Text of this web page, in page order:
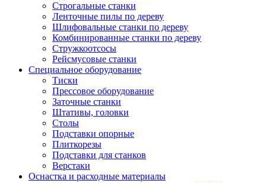
Строгальные станки
Ленточные пилы по дереву
Шлифовальные станки по дереву
Комбинированные станки по дереву
Стружкоотсосы
Рейсмусовые станки
Специальное оборудование
Тиски
Прессовое оборудование
Заточные станки
Штативы, головки
Столы
Подставки опорные
Плиткорезы
Подставки для станков
Верстаки
Оснастка и расходные материалы